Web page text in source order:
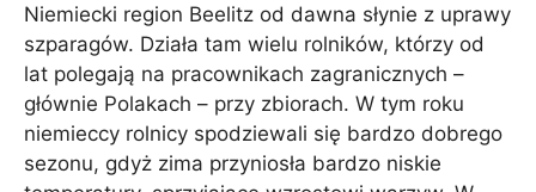
Niemiecki region Beelitz od dawna słynie z uprawy
szparagów. Działa tam wielu rolników, którzy od
lat polegają na pracownikach zagranicznych –
głównie Polakach – przy zbiorach. W tym roku
niemieccy rolnicy spodziewali się bardzo dobrego
sezonu, gdyż zima przyniosła bardzo niskie